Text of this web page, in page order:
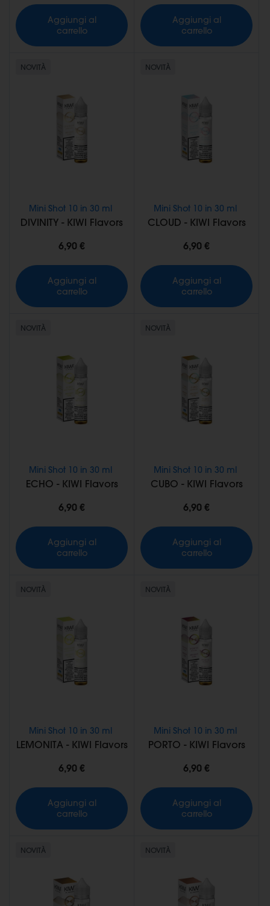
Aggiungi al
carrello
Aggiungi al
carrello
NOVITÀ
Mini Shot 10 in 30 ml
DIVINITY - KIWI Flavors
6,90 €
Aggiungi al
carrello
NOVITÀ
Mini Shot 10 in 30 ml
CLOUD - KIWI Flavors
6,90 €
Aggiungi al
carrello
NOVITÀ
Mini Shot 10 in 30 ml
ECHO - KIWI Flavors
6,90 €
Aggiungi al
carrello
NOVITÀ
Mini Shot 10 in 30 ml
CUBO - KIWI Flavors
6,90 €
Aggiungi al
carrello
NOVITÀ
Mini Shot 10 in 30 ml
LEMONITA - KIWI Flavors
6,90 €
Aggiungi al
carrello
NOVITÀ
Mini Shot 10 in 30 ml
PORTO - KIWI Flavors
6,90 €
Aggiungi al
carrello
NOVITÀ NOVITÀ